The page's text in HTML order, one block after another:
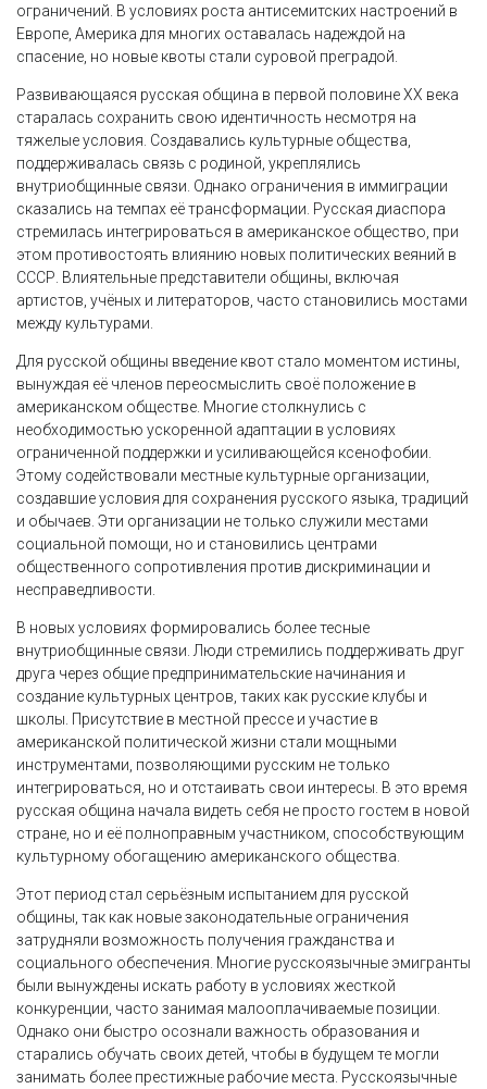
ограничений. В условиях роста антисемитских настроений в
Европе, Америка для многих оставалась надеждой на
спасение, но новые квоты стали суровой преградой.
Развивающаяся русская община в первой половине XX века
старалась сохранить свою идентичность несмотря на
тяжелые условия. Создавались культурные общества,
поддерживалась связь с родиной, укреплялись
внутриобщинные связи. Однако ограничения в иммиграции
сказались на темпах её трансформации. Русская диаспора
стремилась интегрироваться в американское общество, при
этом противостоять влиянию новых политических веяний в
СССР. Влиятельные представители общины, включая
артистов, учёных и литераторов, часто становились мостами
между культурами.
Для русской общины введение квот стало моментом истины,
вынуждая её членов переосмыслить своё положение в
американском обществе. Многие столкнулись с
необходимостью ускоренной адаптации в условиях
ограниченной поддержки и усиливающейся ксенофобии.
Этому содействовали местные культурные организации,
создавшие условия для сохранения русского языка, традиций
и обычаев. Эти организации не только служили местами
социальной помощи, но и становились центрами
общественного сопротивления против дискриминации и
несправедливости.
В новых условиях формировались более тесные
внутриобщинные связи. Люди стремились поддерживать друг
друга через общие предпринимательские начинания и
создание культурных центров, таких как русские клубы и
школы. Присутствие в местной прессе и участие в
американской политической жизни стали мощными
инструментами, позволяющими русским не только
интегрироваться, но и отстаивать свои интересы. В это время
русская община начала видеть себя не просто гостем в новой
стране, но и её полноправным участником, способствующим
культурному обогащению американского общества.
Этот период стал серьёзным испытанием для русской
общины, так как новые законодательные ограничения
затрудняли возможность получения гражданства и
социального обеспечения. Многие русскоязычные эмигранты
были вынуждены искать работу в условиях жесткой
конкуренции, часто занимая малооплачиваемые позиции.
Однако они быстро осознали важность образования и
старались обучать своих детей, чтобы в будущем те могли
занимать более престижные рабочие места. Русскоязычные